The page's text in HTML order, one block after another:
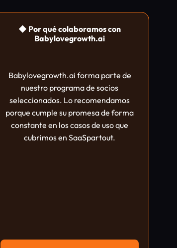
◆ Por qué colaboramos con
Babylovegrowth.ai
Babylovegrowth.ai forma parte de
nuestro programa de socios
seleccionados. Lo recomendamos
porque cumple su promesa de forma
constante en los casos de uso que
cubrimos en SaaSpartout.